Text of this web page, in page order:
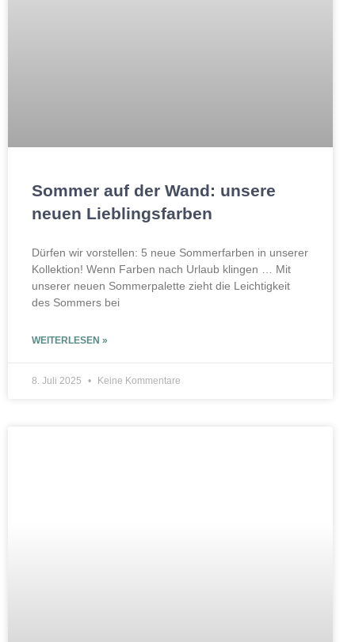
Sommer auf der Wand: unsere
neuen Lieblingsfarben
Dürfen wir vorstellen: 5 neue Sommerfarben in unserer
Kollektion! Wenn Farben nach Urlaub klingen … Mit
unserer neuen Sommerpalette zieht die Leichtigkeit
des Sommers bei
WEITERLESEN »
8. Juli 2025 Keine Kommentare